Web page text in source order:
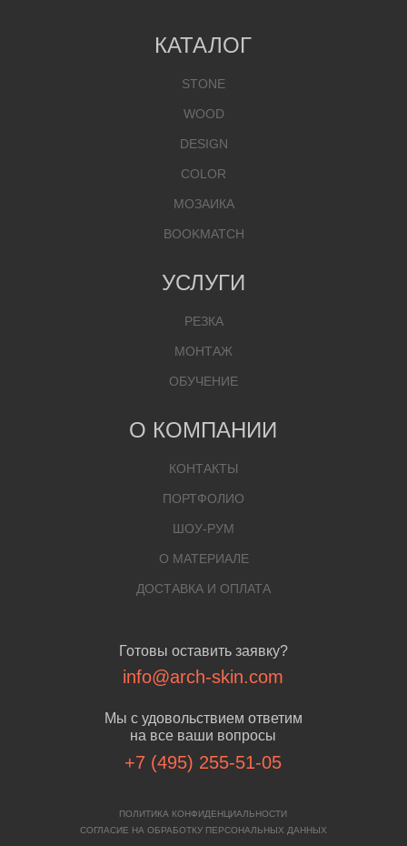
Готовы оставить заявку?
info@arch-skin.com
Мы с удовольствием ответим
на все ваши вопросы
+7 (495) 255-51-05
ПОЛИТИКА КОНФИДЕНЦИАЛЬНОСТИ
СОГЛАСИЕ НА ОБРАБОТКУ ПЕРСОНАЛЬНЫХ ДАННЫХ
КАТАЛОГ
STONE
WOOD
DESIGN
COLOR
МОЗАИКА
BOOKMATCH
УСЛУГИ
РЕЗКА
МОНТАЖ
ОБУЧЕНИЕ
О КОМПАНИИ
КОНТАКТЫ
ПОРТФОЛИО
ШОУ-РУМ
О МАТЕРИАЛЕ
ДОСТАВКА И ОПЛАТА